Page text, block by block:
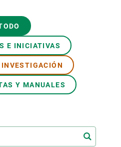
E INICIATIVAS
INVESTIGACIÓN
Y MANUALES